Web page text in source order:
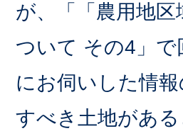
が、「「農用地
ついて その4」
にお伺いした情
すべき土地があ